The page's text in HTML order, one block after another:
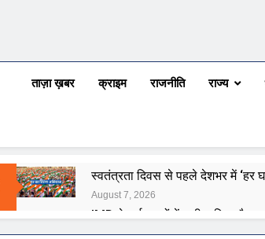
ताज़ा ख़बर क्राइम राजनीति राज्य
स्वतंत्रता दिवस से पहले देशभर में ‘हर
August 7, 2026
IMD ने कई राज्यों में भारी बारिश और
August 7, 2026